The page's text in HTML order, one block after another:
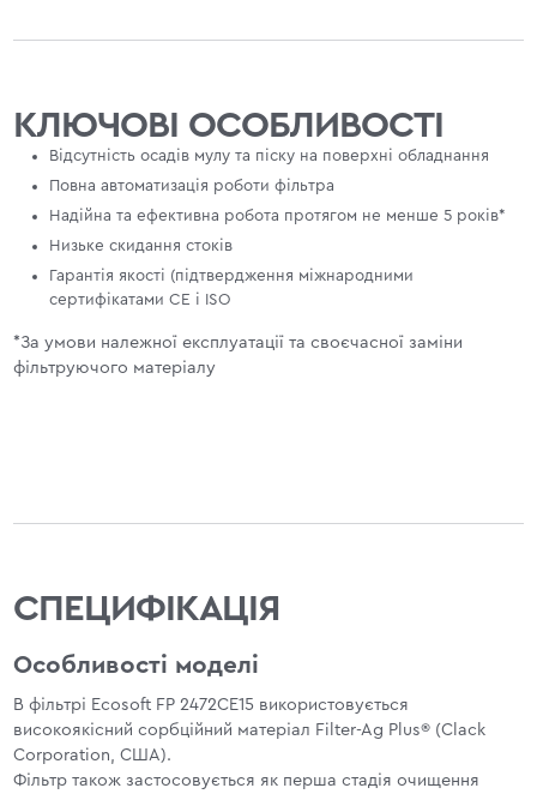
КЛЮЧОВІ ОСОБЛИВОСТІ
Відсутність осадів мулу та піску на поверхні обладнання
Повна автоматизація роботи фільтра
Надійна та ефективна робота протягом не менше 5 років*
Низьке скидання стоків
Гарантія якості (підтвердження міжнародними
сертифікатами СЕ і ISO
*За умови належної експлуатації та своєчасної заміни
фільтруючого матеріалу
СПЕЦИФІКАЦІЯ
Особливості моделі
В фільтрі Ecosoft FP 2472CE15 використовується
високоякісний сорбційний матеріал Filter-Ag Plus® (Clack
Corporation, США).
Фільтр також застосовується як перша стадія очищення